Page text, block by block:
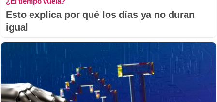
Esto explica por qué los días ya no duran
igual